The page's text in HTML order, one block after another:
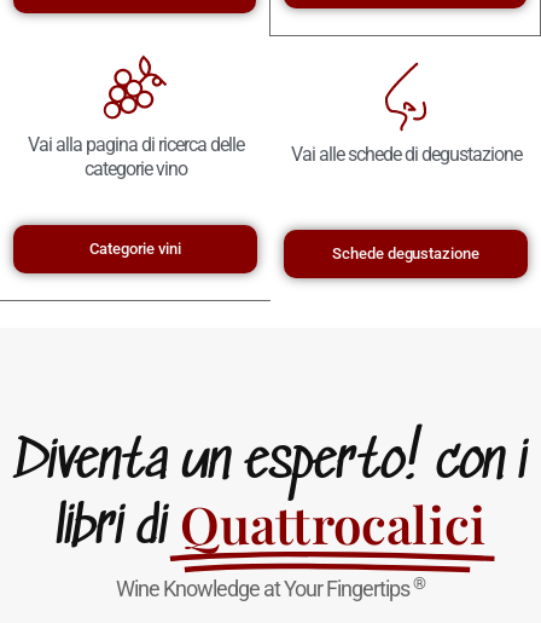
Vai alla pagina di ricerca delle
categorie vino
Categorie vini
Vai alle schede di degustazione
Schede degustazione
Diventa un esperto! con i
libri di Quattrocalici
Wine Knowledge at Your Fingertips®